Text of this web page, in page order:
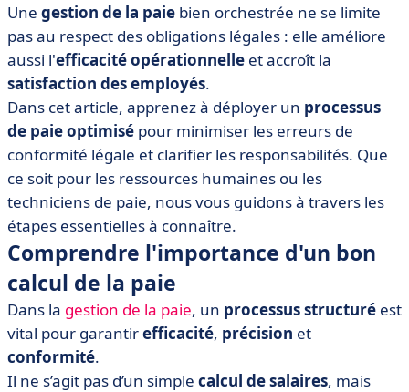
• Comment effectuer un calcul correct de la paie ?
• Outils et solutions numériques pour faciliter le calcul
de la paie
• Gestion de la paie à l'international 🌍
• Pour conclure sur le calcul de la paie
Une gestion de la paie bien orchestrée ne se limite
pas au respect des obligations légales : elle améliore
aussi l'efficacité opérationnelle et accroît la
satisfaction des employés.
Dans cet article, apprenez à déployer un processus
de paie optimisé pour minimiser les erreurs de
conformité légale et clarifier les responsabilités. Que
ce soit pour les ressources humaines ou les
techniciens de paie, nous vous guidons à travers les
étapes essentielles à connaître.
Comprendre l'importance d'un bon
calcul de la paie
Dans la gestion de la paie, un processus structuré est
vital pour garantirefficacité, précision et
conformité.
Il ne s’agit pas d’un simple calcul de salaires, mais